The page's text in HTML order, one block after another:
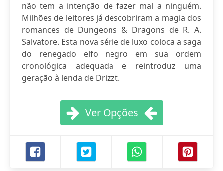
não tem a intenção de fazer mal a ninguém.
Milhões de leitores já descobriram a magia dos
romances de Dungeons & Dragons de R. A.
Salvatore. Esta nova série de luxo coloca a saga
do renegado elfo negro em sua ordem
cronológica adequada e reintroduz uma
geração à lenda de Drizzt.
Ver Opções